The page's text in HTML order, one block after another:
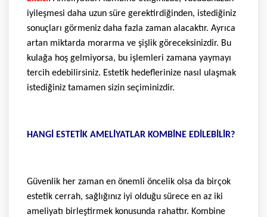
iyileşmesi daha uzun süre gerektirdiğinden, istediğiniz
sonuçları görmeniz daha fazla zaman alacaktır. Ayrıca
artan miktarda morarma ve şişlik göreceksinizdir. Bu
kulağa hoş gelmiyorsa, bu işlemleri zamana yaymayı
tercih edebilirsiniz. Estetik hedeflerinize nasıl ulaşmak
istediğiniz tamamen sizin seçiminizdir.
HANGİ ESTETİK AMELİYATLAR KOMBİNE EDİLEBİLİR?
Güvenlik her zaman en önemli öncelik olsa da birçok
estetik cerrah, sağlığınız iyi olduğu sürece en az iki
ameliyatı birleştirmek konusunda rahattır. Kombine